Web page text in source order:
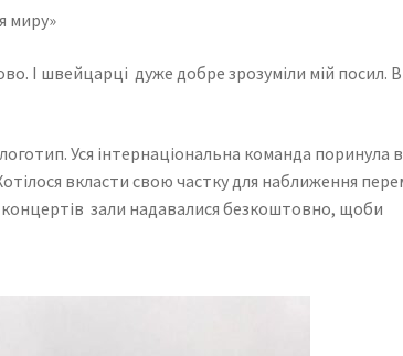
миру»
І швейцарці дуже добре зрозуміли мій посил.
Уся інтернаціональна команда поринула в
вкласти свою частку для наближення
зали надавалися безкоштовно, щоби